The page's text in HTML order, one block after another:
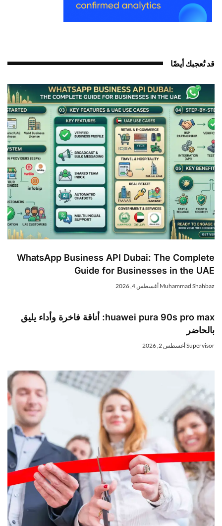
قد تُعجبك أيضًا
WhatsApp Business API Dubai: The Complete
Guide for Businesses in the UAE
Muhammad Shahbaz أغسطس 4, 2026
huawei pura 90s pro max: أناقة فاخرة وأداء يليق
بالحاضر
Supervisorأغسطس 2, 2026